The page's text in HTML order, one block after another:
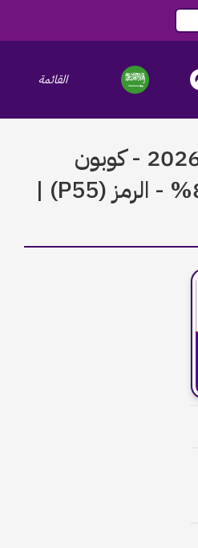
navigation
القائمة
كود خصم بوما 2026 - كوبون
Puma يصل 85% - الرمز (P55) |